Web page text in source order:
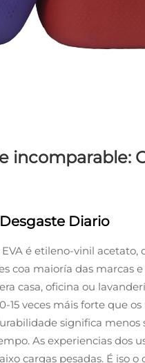
incomparable:
Diario
EVA é etileno-vinil
coa maioría das marcas
casa, oficina ou
15 veces máis forte que
significa
As experiencias dos
cargas pesadas. É iso